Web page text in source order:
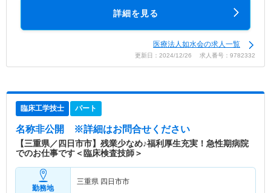
詳細を見る
医療法人如水会の求人一覧
更新日：2024/12/26 求人番号：9782332
臨床工学技士 パート
名称非公開 ※詳細はお問合せください
【三重県／四日市市】残業少なめ♪福利厚生充実！急性期病院
でのお仕事です＜臨床検査技師＞
勤務地
三重県 四日市市